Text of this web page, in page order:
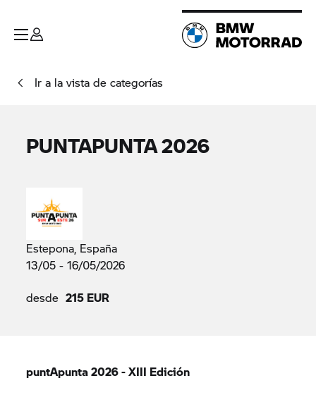
Ir a la vista de categorías
PUNTAPUNTA 2026
Estepona, España
13/05 - 16/05/2026
desde 215 EUR
puntApunta 2026 - XIII Edición